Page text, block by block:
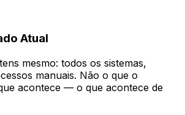
Atual
mesmo: todos os sistemas,
manuais. Não o que o
acontece — o que acontece de